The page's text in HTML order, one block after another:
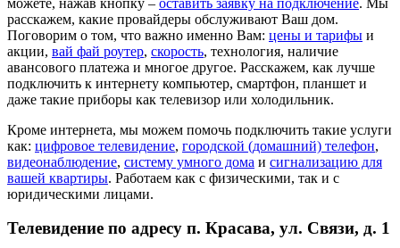
расскажем, какие провайдеры обслуживают Ваш дом.
Поговорим о том, что важно именно Вам: цены и тарифы и
акции, вай фай роутер, скорость, технология, наличие
авансового платежа и многое другое. Расскажем, как лучше
подключить к интернету компьютер, смартфон, планшет и
даже такие приборы как телевизор или холодильник.
Кроме интернета, мы можем помочь подключить такие услуги
как: цифровое телевидение, городской (домашний) телефон,
видеонаблюдение, систему умного дома и сигнализацию для
вашей квартиры. Работаем как с физическими, так и с
юридическими лицами.
Телевидение по адресу п. Красава, ул. Связи, д. 1